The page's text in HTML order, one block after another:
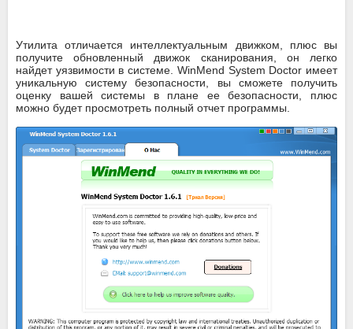
Утилита отличается интеллектуальным движком, плюс вы
получите обновленный движок сканирования, он легко
найдет уязвимости в системе. WinMend System Doctor имеет
уникальную систему безопасности, вы сможете получить
оценку вашей системы в плане ее безопасности, плюс
можно будет просмотреть полный отчет программы.